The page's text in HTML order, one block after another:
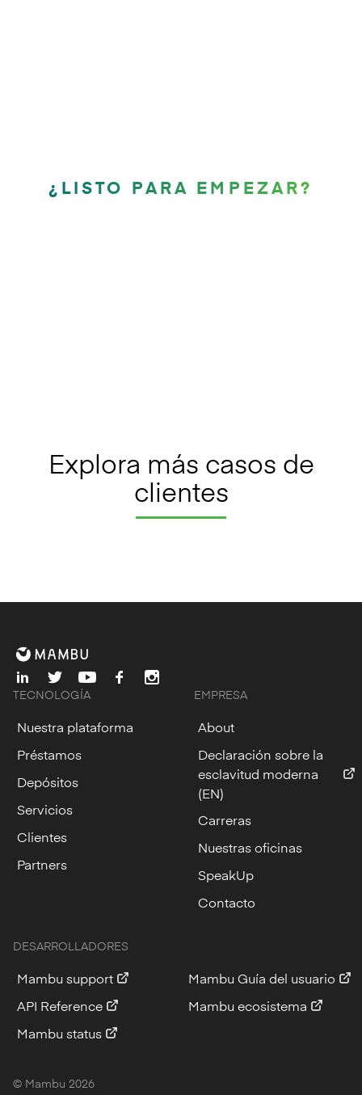
¿LISTO PARA EMPEZAR?
Explora más casos de
clientes
linkedintwitteryoutubefacebookinstagram
TECNOLOGÍA
Nuestra plataforma
Préstamos
Depósitos
Servicios
Clientes
Partners
EMPRESA
About
Declaración sobre la
esclavitud moderna
(EN)
Carreras
Nuestras oficinas
SpeakUp
Contacto
DESARROLLADORES
Mambu support
Mambu Guía del usuario
API Reference
Mambu ecosistema
Mambu status
© Mambu 2026